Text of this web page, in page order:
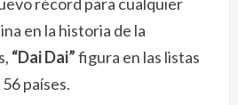
en la historia de la
“Dai Dai”figura en las listas
países.